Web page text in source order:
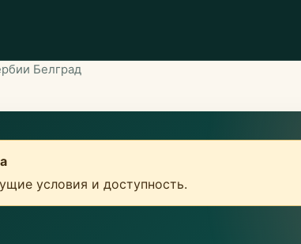
Белград
условия и доступность.